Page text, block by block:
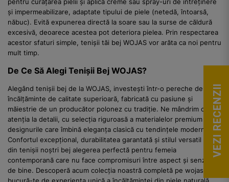
și impermeabilizare, adaptate tipului de piele (netedă, întoarsă,
năbuc). Evită expunerea directă la soare sau la surse de căldură
excesivă, deoarece acestea pot deteriora pielea. Prin respectarea
acestor sfaturi simple, tenișii tăi bej WOJAS vor arăta ca noi pentru
mult timp.
De Ce Să Alegi Tenișii Bej WOJAS?
Alegând tenișii bej de la WOJAS, investești într-o pereche de
încălțăminte de calitate superioară, fabricată cu pasiune și
măiestrie de un producător polonez cu tradiție. Ne mândrim cu
atenția la detalii, cu selecția riguroasă a materialelor premium și cu
designurile care îmbină eleganța clasică cu tendințele moderne.
Confortul excepțional, durabilitatea garantată și stilul versatil fac
din tenișii noștri bej alegerea perfectă pentru femeia
contemporană care nu face compromisuri între aspect și senzația
de bine. Descoperă acum colecția noastră completă pe wojas.ro și
VEZI RECENZII